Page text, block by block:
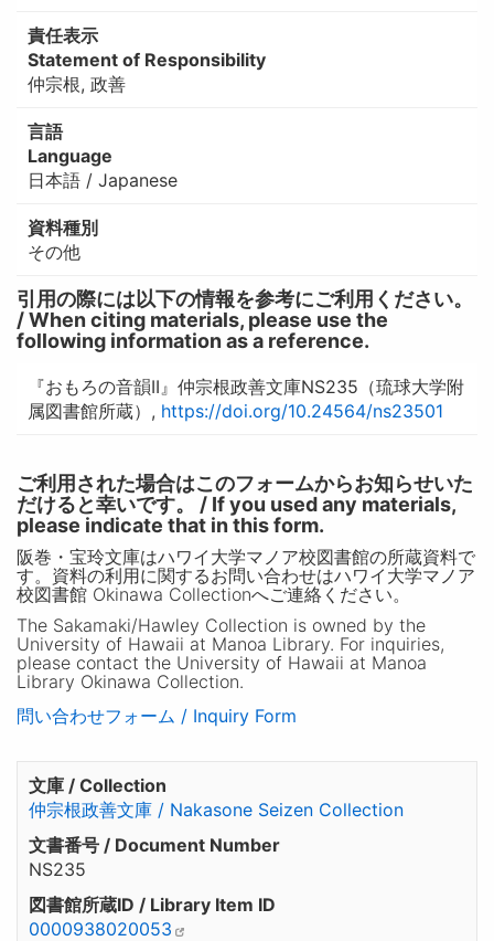
責任表示
Statement of Responsibility
仲宗根, 政善
言語
Language
日本語 / Japanese
資料種別
その他
引用の際には以下の情報を参考にご利用ください。
/ When citing materials, please use the
following information as a reference.
『おもろの音韻II』仲宗根政善文庫NS235（琉球大学附
属図書館所蔵）, https://doi.org/10.24564/ns23501
ご利用された場合はこのフォームからお知らせいた
だけると幸いです。 / If you used any materials,
please indicate that in this form.
阪巻・宝玲文庫はハワイ大学マノア校図書館の所蔵資料で
す。資料の利用に関するお問い合わせはハワイ大学マノア
校図書館 Okinawa Collectionへご連絡ください。
The Sakamaki/Hawley Collection is owned by the
University of Hawaii at Manoa Library. For inquiries,
please contact the University of Hawaii at Manoa
Library Okinawa Collection.
問い合わせフォーム / Inquiry Form
文庫 / Collection
仲宗根政善文庫 / Nakasone Seizen Collection
文書番号 / Document Number
NS235
図書館所蔵ID / Library Item ID
0000938020053